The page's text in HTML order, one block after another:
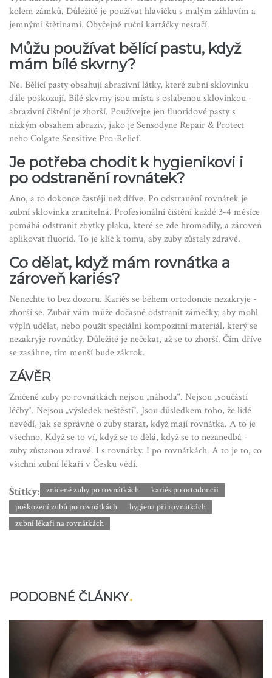
kolem zámků. Důležité je používat hlavičku s malým záhlavím a
jemnými štětinami. Obyčejné ruční kartáčky nestačí.
Můžu používat bělící pastu, když
mám bílé skvrny?
Ne. Bělící pasty obsahují abrazivní látky, které zubní sklovinku
dále poškozují. Bílé skvrny jsou místa s oslabenou sklovinkou -
abrazivní čištění je zhorší. Používejte jen fluoridové pasty s
nízkým obsahem abraziv, jako je Sensodyne Repair & Protect
nebo Colgate Sensitive Pro-Relief.
Je potřeba chodit k hygienikovi i
po odstranění rovnátek?
Ano, a to dokonce častěji než dříve. Po odstranění rovnátek je
zubní sklovinka zranitelná. Profesionální čištění každé 3-4 měsíce
pomáhá odstranit zbytky plaku, které se zde hromadily, a zároveň
aplikovat fluorid. To je klíč k tomu, aby zuby zůstaly zdravé.
Co dělat, když mám rovnátka a
zároveň kariés?
Nenechte to bez dozoru. Kariés se během ortodoncie nezakryje -
zhorší se. Zubař vám může dočasně odstranit zámečky, aby mohl
výplň udělat, nebo použít speciální kompozitní materiál, který se
nezakryje rovnátky. Důležité je nečekat, až se to zhorší. Čím dříve
se zasáhne, tím menší bude zákrok.
ZÁVĚR
Zničené zuby po rovnátkách nejsou „náhoda“. Nejsou „součástí
léčby“. Nejsou „výsledek neštěstí“. Jsou důsledkem toho, že lidé
nevědí, jak se správně o zuby starat, když mají rovnátka. A to je
všechno. Když se to ví, když se to dělá, když se to nezanedbá -
zuby zůstanou zdravé. I s rovnátky. I po rovnátkách. A to je to, co
všichni zubní lékaři v Česku vědí.
Štítky: zničené zuby po rovnátkách
kariés po ortodoncii
poškození zubů po rovnátkách
hygiena při rovnátkách
zubní lékaři na rovnátkách
PODOBNÉ ČLÁNKY